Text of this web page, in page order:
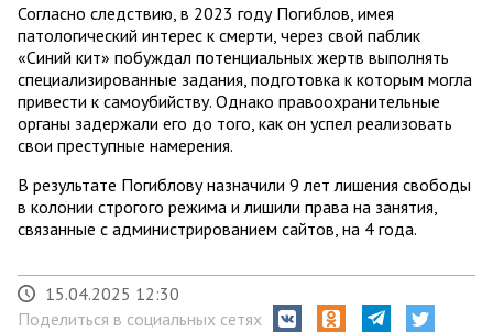
Согласно следствию, в 2023 году Погиблов, имея
патологический интерес к смерти, через свой паблик
«Синий кит» побуждал потенциальных жертв выполнять
специализированные задания, подготовка к которым могла
привести к самоубийству. Однако правоохранительные
органы задержали его до того, как он успел реализовать
свои преступные намерения.
В результате Погиблову назначили 9 лет лишения свободы
в колонии строгого режима и лишили права на занятия,
связанные с администрированием сайтов, на 4 года.
15.04.2025 12:30
Поделиться в социальных сетях